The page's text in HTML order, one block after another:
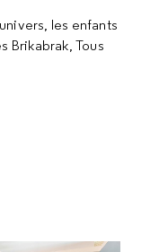
les enfants
Brikabrak, Tous